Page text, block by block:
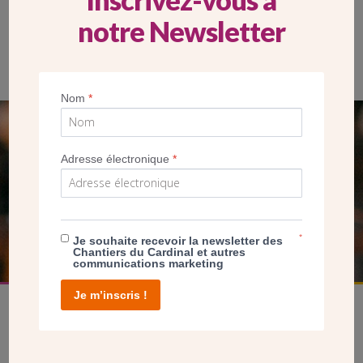
Mgr Michel Pansard, évêque d’Evry, lors d’une célébration en
SEUL VOTRE DON
NOUS PERMET D’AGIR
FAIRE UN DON
notre Newsletter
Nom*
Adresse électronique*
Je souhaite recevoir la newsletter des
Chantiers du Cardinal et autres
communications marketing
*
Je m’inscris !